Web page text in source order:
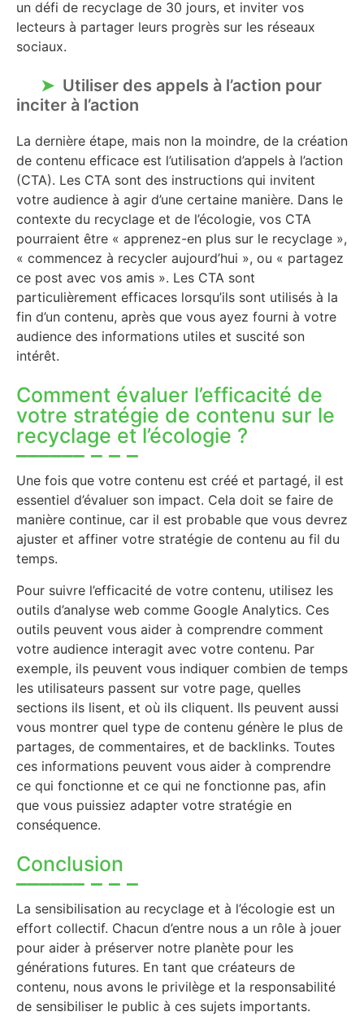
un défi de recyclage de 30 jours, et inviter vos
lecteurs à partager leurs progrès sur les réseaux
sociaux.
Utiliser des appels à l’action pour
inciter à l’action
La dernière étape, mais non la moindre, de la création
de contenu efficace est l’utilisation d’appels à l’action
(CTA). Les CTA sont des instructions qui invitent
votre audience à agir d’une certaine manière. Dans le
contexte du recyclage et de l’écologie, vos CTA
pourraient être « apprenez-en plus sur le recyclage »,
« commencez à recycler aujourd’hui », ou « partagez
ce post avec vos amis ». Les CTA sont
particulièrement efficaces lorsqu’ils sont utilisés à la
fin d’un contenu, après que vous ayez fourni à votre
audience des informations utiles et suscité son
intérêt.
Comment évaluer l’efficacité de
votre stratégie de contenu sur le
recyclage et l’écologie ?
Une fois que votre contenu est créé et partagé, il est
essentiel d’évaluer son impact. Cela doit se faire de
manière continue, car il est probable que vous devrez
ajuster et affiner votre stratégie de contenu au fil du
temps.
Pour suivre l’efficacité de votre contenu, utilisez les
outils d’analyse web comme Google Analytics. Ces
outils peuvent vous aider à comprendre comment
votre audience interagit avec votre contenu. Par
exemple, ils peuvent vous indiquer combien de temps
les utilisateurs passent sur votre page, quelles
sections ils lisent, et où ils cliquent. Ils peuvent aussi
vous montrer quel type de contenu génère le plus de
partages, de commentaires, et de backlinks. Toutes
ces informations peuvent vous aider à comprendre
ce qui fonctionne et ce qui ne fonctionne pas, afin
que vous puissiez adapter votre stratégie en
conséquence.
Conclusion
La sensibilisation au recyclage et à l’écologie est un
effort collectif. Chacun d’entre nous a un rôle à jouer
pour aider à préserver notre planète pour les
générations futures. En tant que créateurs de
contenu, nous avons le privilège et la responsabilité
de sensibiliser le public à ces sujets importants.